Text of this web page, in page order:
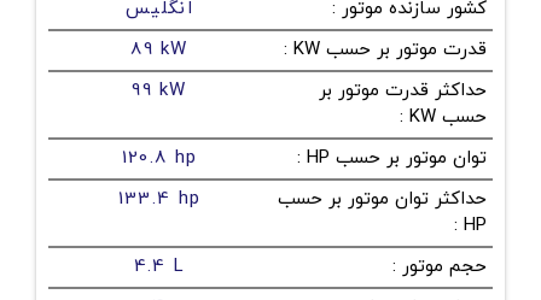
کشور سازنده موتور :
انگلیس
قدرت موتور بر حسب KW
:
89 kW
حداکثر قدرت موتور بر
حسب KW
:
99 kW
توان موتور بر حسب HP :
120.8 hp
حداکثر توان موتور بر حسب
HP
:
133.4 hp
حجم موتور :
4.4 L